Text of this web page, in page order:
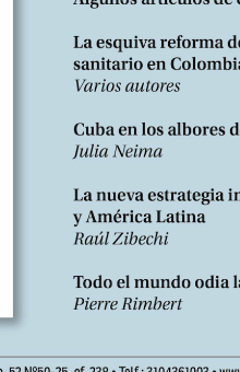
index.php?